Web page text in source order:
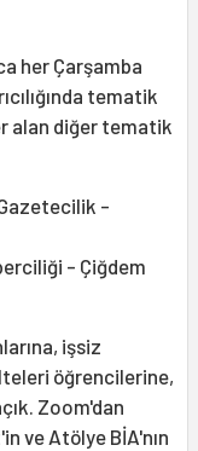
her Çarşamba
tematik
alan diğer tematik
-
- Çiğdem
işsiz
öğrencilerine,
Zoom'dan
ve Atölye BİA'nın